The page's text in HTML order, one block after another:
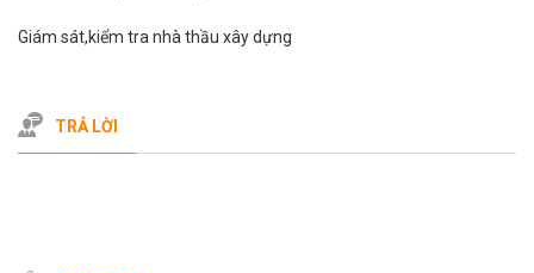
Giám sát,kiểm tra nhà thầu xây dựng
TRẢ LỜI